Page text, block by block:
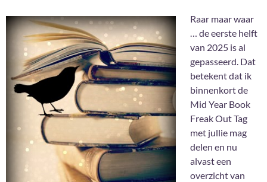
Raar maar waar
… de eerste helft
van 2025 is al
gepasseerd. Dat
betekent dat ik
binnenkort de
Mid Year Book
Freak Out Tag
met jullie mag
delen en nu
alvast een
overzicht van